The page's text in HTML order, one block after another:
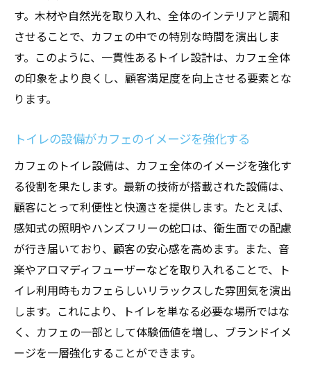
上させる
清潔感が顧客のリピート率に与える影響
トイレデザインとカフェのテーマの相乗効
果
性
度を向上
カフェのコンセプトに合ったトイレデザイ
ンの実例
トイレ利用を楽しみの一つに変える演出法
トイレのテーマ設定でカフェの印象を強化
顧客の期待を超えるトイレ体験の提供
トイレ設計がカフェの成功に与える影響
テーマに基づくトイレデザインのベストプ
ラクティス
す。木材や自然光を取り入れ、全体のインテリアと調和
させることで、カフェの中での特別な時間を演出しま
す。このように、一貫性あるトイレ設計は、カフェ全体
の印象をより良くし、顧客満足度を向上させる要素とな
ります。
トイレの設備がカフェのイメージを強化する
カフェのトイレ設備は、カフェ全体のイメージを強化す
る役割を果たします。最新の技術が搭載された設備は、
顧客にとって利便性と快適さを提供します。たとえば、
感知式の照明やハンズフリーの蛇口は、衛生面での配慮
が行き届いており、顧客の安心感を高めます。また、音
楽やアロマディフューザーなどを取り入れることで、ト
イレ利用時もカフェらしいリラックスした雰囲気を演出
します。これにより、トイレを単なる必要な場所ではな
く、カフェの一部として体験価値を増し、ブランドイメ
ージを一層強化することができます。